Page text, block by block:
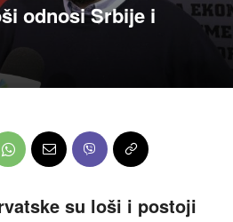
odnosi Srbije i
su loši i postoji